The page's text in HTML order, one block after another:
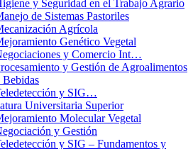
y Seguridad en el Trabajo Agrario
de Sistemas Pastoriles
Agrícola
Genético Vegetal
y Comercio Int…
y Gestión de Agroalimentos
Bebidas
y SIG…
Universitaria Superior
Molecular Vegetal
y Gestión
y SIG – Fundamentos y